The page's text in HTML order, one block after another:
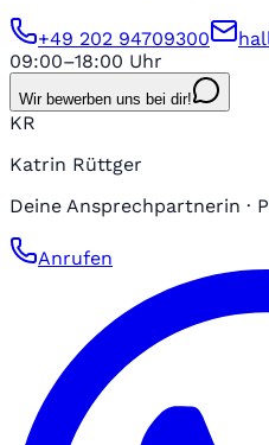
+49 202 94709300
09:00–18:00 Uhr
Wir bewerben uns bei dir!
KR
Katrin Rüttger
Deine Ansprechpartnerin ·
Anrufen